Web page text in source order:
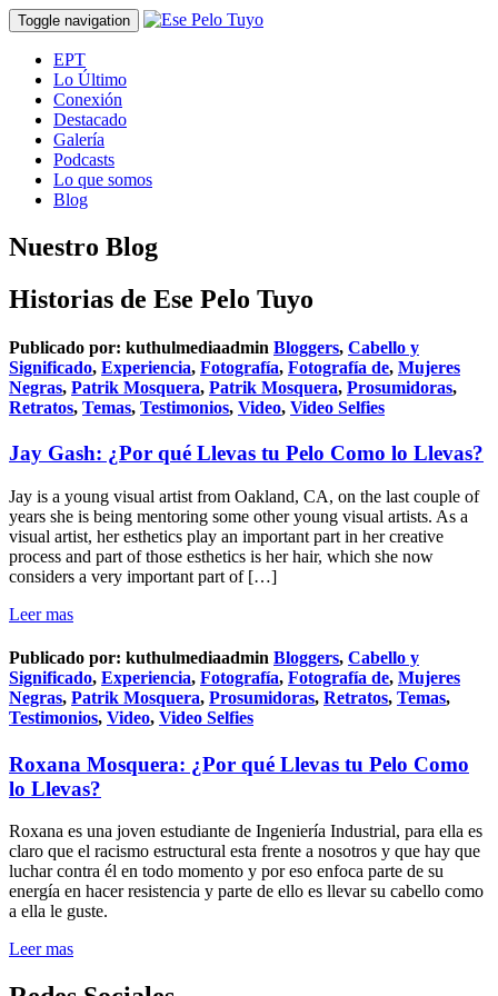
Toggle navigation
EPT
Lo Último
Conexión
Destacado
Galería
Podcasts
Lo que somos
Blog
Nuestro Blog
Historias de Ese Pelo Tuyo
Publicado por: kuthulmediaadmin Bloggers, Cabello y
Significado, Experiencia, Fotografía, Fotografía de, Mujeres
Negras, Patrik Mosquera, Patrik Mosquera, Prosumidoras,
Retratos, Temas, Testimonios, Video, Video Selfies
Jay Gash: ¿Por qué Llevas tu Pelo Como lo Llevas?
Jay is a young visual artist from Oakland, CA, on the last couple of
years she is being mentoring some other young visual artists. As a
visual artist, her esthetics play an important part in her creative
process and part of those esthetics is her hair, which she now
considers a very important part of […]
Leer mas
Publicado por: kuthulmediaadmin Bloggers, Cabello y
Significado, Experiencia, Fotografía, Fotografía de, Mujeres
Negras, Patrik Mosquera, Prosumidoras, Retratos, Temas,
Testimonios, Video, Video Selfies
Roxana Mosquera: ¿Por qué Llevas tu Pelo Como
lo Llevas?
Roxana es una joven estudiante de Ingeniería Industrial, para ella es
claro que el racismo estructural esta frente a nosotros y que hay que
luchar contra él en todo momento y por eso enfoca parte de su
energía en hacer resistencia y parte de ello es llevar su cabello como
a ella le guste.
Leer mas